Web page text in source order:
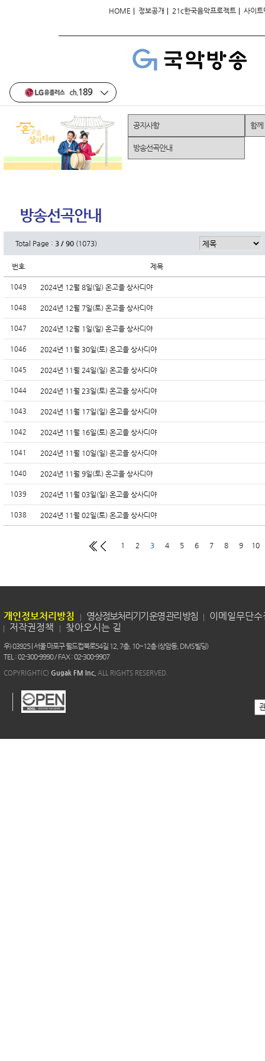
HOME | 정보공개 | 21c한국음악프로젝트 | 사이트
방송선곡안내
Total Page : 3 / 90 (1073)
번호 제목
1049 2024년 12월 8일(일) 온고을 상사디야
1048 2024년 12월 7일(토) 온고을 상사디야
1047 2024년 12월 1일(일) 온고을 상사디야
1046 2024년 11월 30일(토) 온고을 상사디야
1045 2024년 11월 24일(일) 온고을 상사디야
1044 2024년 11월 23일(토) 온고을 상사디야
1043 2024년 11월 17일(일) 온고을 상사디야
1042 2024년 11월 16일(토) 온고을 상사디야
1041 2024년 11월 10일(일) 온고을 상사디야
1040 2024년 11월 9일(토) 온고을 상사디야
1039 2024년 11월 03일(일) 온고을 상사디야
1038 2024년 11월 02일(토) 온고을 상사디야
1 2 3 4 5 6 7 8 9 10
공지사항 함께
방송선곡안내
개인정보처리방침 영상정보처리기기 운영 관리 방침
이메일무단
저작권정책
찾아오시는 길
우) 03925 | 서울 마포구 월드컵북로54길 12, 7층, 10~12층 (상암동, DMS빌딩)
TEL : 02-300-9990 / FAX : 02-300-9907
COPYRIGHT(C) Gugak FM Inc. ALL RIGHTS RESERVED.